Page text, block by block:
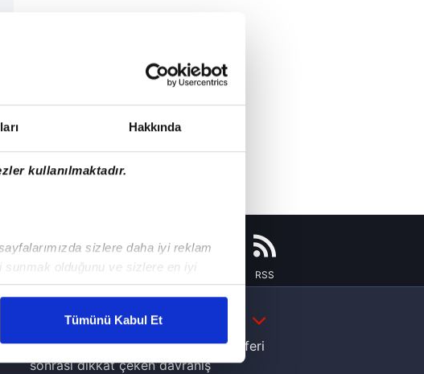
Hakkında
kullanılmaktadır.
sizlere daha iyi reklam
sunmak olduğunu ve sizlere en iyi
maliyetlerimizi karşılamak
reklamlar gösterilmeyecektir."
Tümünü Kabul Et
RSS
DAHA FAZLA
Lamine Yamal'dan Dünya Kupası zaferi
sonrası dikkat çeken davranış